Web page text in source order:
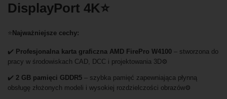
DisplayPort 4K⭐
⭐ Najważniejsze cechy:
✔️ Profesjonalna karta graficzna AMD FirePro W4100 – stworzona do
pracy w środowiskach CAD, DCC i projektowania 3D⚙️
✔️ 2 GB pamięci GDDR5 – szybka pamięć zapewniająca płynną
obsługę złożonych modeli i wysokiej rozdzielczości obrazów⚙️